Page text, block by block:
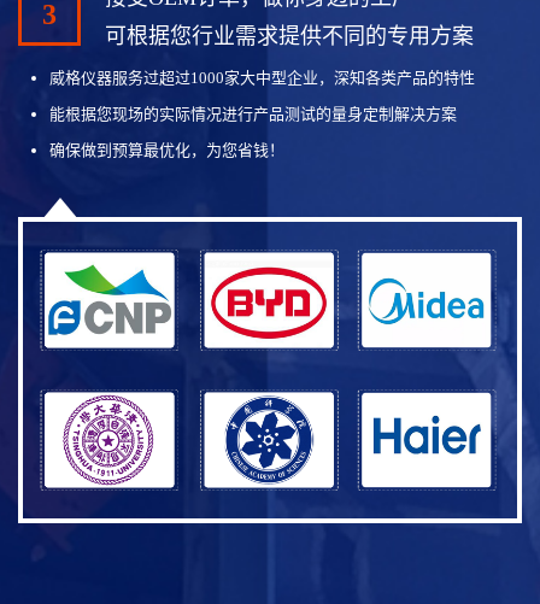
3
可根据您行业需求提供不同的专用方案
威格仪器服务过超过1000家大中型企业，深知各类产品的特性
能根据您现场的实际情况进行产品测试的量身定制解决方案
确保做到预算最优化，为您省钱！